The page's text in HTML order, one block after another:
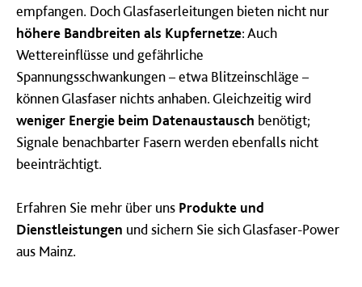
empfangen. Doch Glasfaserleitungen bieten nicht nur
höhere Bandbreiten als Kupfernetze: Auch
Wettereinflüsse und gefährliche
Spannungsschwankungen – etwa Blitzeinschläge –
können Glasfaser nichts anhaben. Gleichzeitig wird
weniger Energie beim Datenaustausch benötigt;
Signale benachbarter Fasern werden ebenfalls nicht
beeinträchtigt.
Erfahren Sie mehr über uns Produkte und
Dienstleistungen und sichern Sie sich Glasfaser-Power
aus Mainz.